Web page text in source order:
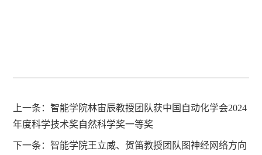
上一条：智能学院林宙辰教授团队获中国自动化学会2024
年度科学技术奖自然科学奖一等奖
下一条：智能学院王立威、贺笛教授团队图神经网络方向